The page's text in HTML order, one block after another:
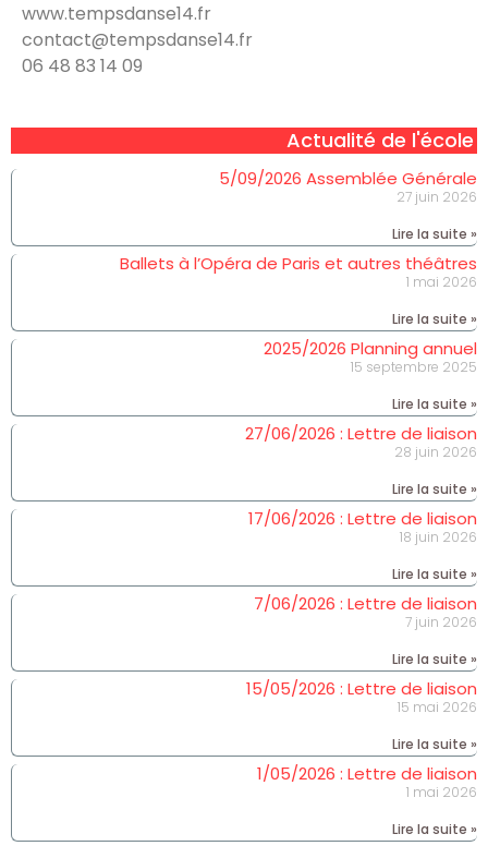
www.tempsdanse14.fr
contact@tempsdanse14.fr
‭06 48 83 14 09‬
Actualité de l'école
5/09/2026 Assemblée Générale
27 juin 2026
Lire la suite »
Ballets à l’Opéra de Paris et autres théâtres
1 mai 2026
Lire la suite »
2025/2026 Planning annuel
15 septembre 2025
Lire la suite »
27/06/2026 : Lettre de liaison
28 juin 2026
Lire la suite »
17/06/2026 : Lettre de liaison
18 juin 2026
Lire la suite »
7/06/2026 : Lettre de liaison
7 juin 2026
Lire la suite »
15/05/2026 : Lettre de liaison
15 mai 2026
Lire la suite »
1/05/2026 : Lettre de liaison
1 mai 2026
Lire la suite »